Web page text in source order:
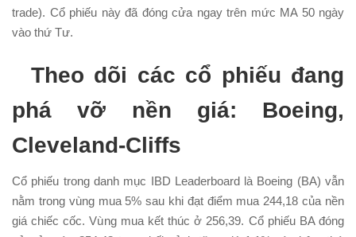
trade). Cổ phiếu này đã đóng cửa ngay trên mức MA 50 ngày
vào thứ Tư.
Theo dõi các cổ phiếu đang
phá vỡ nền giá: Boeing,
Cleveland-Cliffs
Cổ phiếu trong danh mục IBD Leaderboard là Boeing (BA) vẫn
nằm trong vùng mua 5% sau khi đạt điểm mua 244,18 của nền
giá chiếc cốc. Vùng mua kết thúc ở 256,39. Cổ phiếu BA đóng